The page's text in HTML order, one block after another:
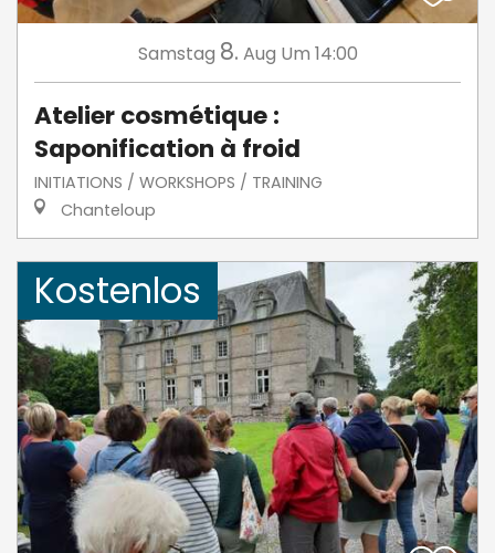
Samstag 8. Aug Um 14:00
Atelier cosmétique :
Saponification à froid
INITIATIONS / WORKSHOPS / TRAINING
Chanteloup
Kostenlos